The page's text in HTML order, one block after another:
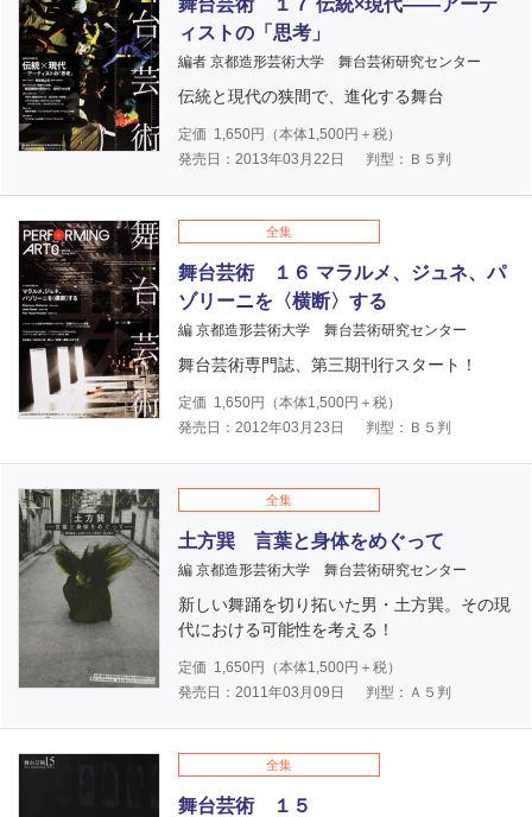
舞台芸術 １７ 伝統×現代――アーテ
ィストの「思考」
編者 京都造形芸術大学 舞台芸術研究センター
伝統と現代の狭間で、進化する舞台
定価 1,650円（本体1,500円＋税）
発売日：2013年03月22日
判型：Ｂ５判
全集
舞台芸術 １６ マラルメ、ジュネ、パ
ゾリーニを〈横断〉する
編 京都造形芸術大学 舞台芸術研究センター
舞台芸術専門誌、第三期刊行スタート！
定価 1,650円（本体1,500円＋税）
発売日：2012年03月23日
判型：Ｂ５判
全集
土方巽 言葉と身体をめぐって
編 京都造形芸術大学 舞台芸術研究センター
新しい舞踊を切り拓いた男・土方巽。その現
代における可能性を考える！
定価 1,650円（本体1,500円＋税）
発売日：2011年03月09日
判型：Ａ５判
全集
舞台芸術 １５